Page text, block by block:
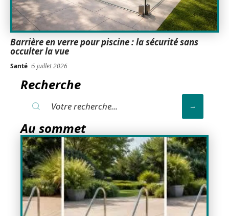
Barrière en verre pour piscine : la sécurité sans
occulter la vue
Santé 5 juillet 2026
Recherche
Au sommet